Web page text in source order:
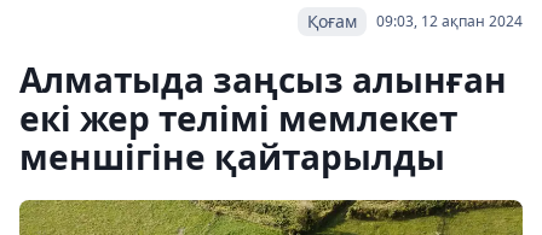
09:03, 12 ақпан 2024
Қоғам
Алматыда заңсыз алынған
екі жер телімі мемлекет
меншігіне қайтарылды